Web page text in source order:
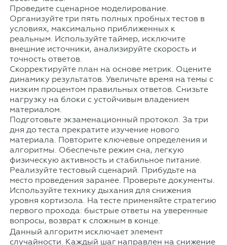
Проведите сценарное моделирование.
Организуйте три пять полных пробных тестов в
условиях, максимально приближенных к
реальным. Используйте таймер, исключите
внешние источники, анализируйте скорость и
точность ответов.
Скорректируйте план на основе метрик. Оцените
динамику результатов. Увеличьте время на темы с
низким процентом правильных ответов. Снизьте
нагрузку на блоки с устойчивым владением
материалом.
Подготовьте экзаменационный протокол. За три
дня до теста прекратите изучение нового
материала. Повторите ключевые определения и
алгоритмы. Обеспечьте режим сна, легкую
физическую активность и стабильное питание.
Реализуйте тестовый сценарий. Прибудьте на
место проведения заранее. Проверьте документы.
Используйте технику дыхания для снижения
уровня кортизола. На тесте применяйте стратегию
первого прохода: быстрые ответы на уверенные
вопросы, возврат к сложным в конце.
Данный алгоритм исключает элемент
случайности. Каждый шаг направлен на снижение